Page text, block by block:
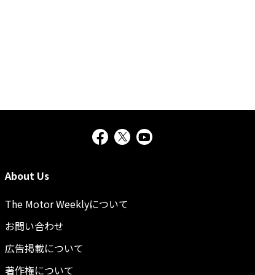
About Us
The Motor Weeklyについて
お問い合わせ
広告掲載について
著作権について